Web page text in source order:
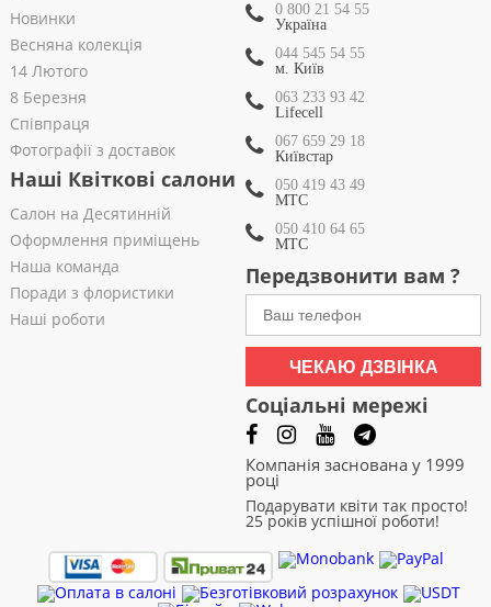
Новинки
Весняна колекція
14 Лютого
8 Березня
Співпраця
Фотографії з доставок
Наші Квіткові салони
Салон на Десятинній
Оформлення приміщень
Наша команда
Поради з флористики
Наші роботи
0 800 21 54 55
Україна
044 545 54 55
м. Київ
063 233 93 42
Lifecell
067 659 29 18
Київстар
050 419 43 49
МТС
050 410 64 65
МТС
Передзвонити вам ?
ЧЕКАЮ ДЗВІНКА
Соціальні мережі
Компанія заснована у 1999
році
Подарувати квіти так просто!
25 років успішної роботи!